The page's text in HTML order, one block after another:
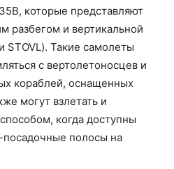
которые представляют
разбегом и вертикальной
STOVL). Такие самолеты
с вертолетоносцев и
кораблей, оснащенных
могут взлетать и
когда доступны
полосы на